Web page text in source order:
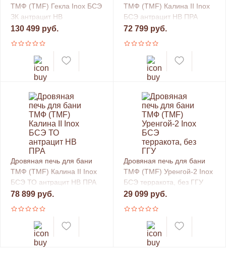
ТМФ (TMF) Гекла Inox БСЭ
ЗК антрацит НВ
130 499 руб.
ТМФ (TMF) Калина II Inox
БСЭ антрацит НВ ПРА
72 799 руб.
Дровяная печь для бани
ТМФ (TMF) Калина II Inox
БСЭ ТО антрацит НВ ПРА
78 899 руб.
Дровяная печь для бани
ТМФ (TMF) Уренгой-2 Inox
БСЭ терракота, без ГГУ
29 099 руб.